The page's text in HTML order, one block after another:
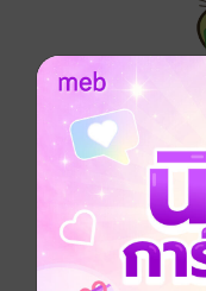
กรุณาเข้าสู่ร